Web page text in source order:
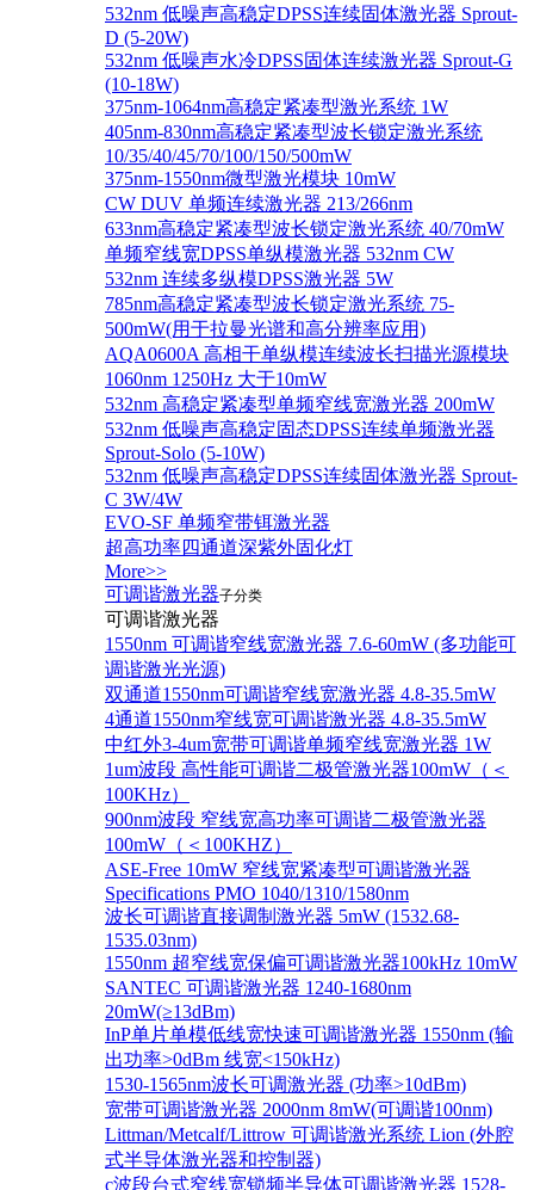
532nm 低噪声高稳定DPSS连续固体激光器 Sprout-
D (5-20W)
532nm 低噪声水冷DPSS固体连续激光器 Sprout-G
(10-18W)
375nm-1064nm高稳定紧凑型激光系统 1W
405nm-830nm高稳定紧凑型波长锁定激光系统
10/35/40/45/70/100/150/500mW
375nm-1550nm微型激光模块 10mW
CW DUV 单频连续激光器 213/266nm
633nm高稳定紧凑型波长锁定激光系统 40/70mW
单频窄线宽DPSS单纵模激光器 532nm CW
532nm 连续多纵模DPSS激光器 5W
785nm高稳定紧凑型波长锁定激光系统 75-
500mW(用于拉曼光谱和高分辨率应用)
AQA0600A 高相干单纵模连续波长扫描光源模块
1060nm 1250Hz 大于10mW
532nm 高稳定紧凑型单频窄线宽激光器 200mW
532nm 低噪声高稳定固态DPSS连续单频激光器
Sprout‐Solo (5-10W)
532nm 低噪声高稳定DPSS连续固体激光器 Sprout-
C 3W/4W
EVO-SF 单频窄带铒激光器
超高功率四通道深紫外固化灯
More>>
可调谐激光器子分类
可调谐激光器
1550nm 可调谐窄线宽激光器 7.6-60mW (多功能可
调谐激光光源)
双通道1550nm可调谐窄线宽激光器 4.8-35.5mW
4通道1550nm窄线宽可调谐激光器 4.8-35.5mW
中红外3-4um宽带可调谐单频窄线宽激光器 1W
1um波段 高性能可调谐二极管激光器100mW（＜
100KHz）
900nm波段 窄线宽高功率可调谐二极管激光器
100mW（＜100KHZ）
ASE-Free 10mW 窄线宽紧凑型可调谐激光器
Specifications PMO 1040/1310/1580nm
波长可调谐直接调制激光器 5mW (1532.68-
1535.03nm)
1550nm 超窄线宽保偏可调谐激光器100kHz 10mW
SANTEC 可调谐激光器 1240-1680nm
20mW(≥13dBm)
InP单片单模低线宽快速可调谐激光器 1550nm (输
出功率>0dBm 线宽<150kHz)
1530-1565nm波长可调激光器 (功率>10dBm)
宽带可调谐激光器 2000nm 8mW(可调谐100nm)
Littman/Metcalf/Littrow 可调谐激光系统 Lion (外腔
式半导体激光器和控制器)
c波段台式窄线宽锁频半导体可调谐激光器 1528-